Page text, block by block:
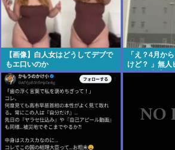
【画像】白人女はどうしてデブで
もエ口いのか
「え？4月か
けど？ 」無人
男性を逮捕！